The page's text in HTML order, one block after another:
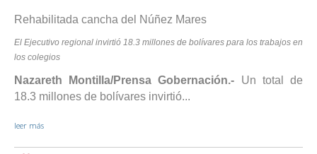
Rehabilitada cancha del Núñez Mares
El Ejecutivo regional invirtió 18.3 millones de bolívares para los trabajos en
los colegios
Nazareth Montilla/Prensa Gobernación.- Un total de
18.3 millones de bolívares invirtió...
leer más